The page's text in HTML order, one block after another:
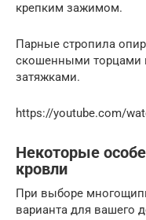
крепким зажимом.
Парные стропила
скошенными торцами
затяжками.
https://youtube.com/
Некоторые
кровли
При выборе
варианта для вашего